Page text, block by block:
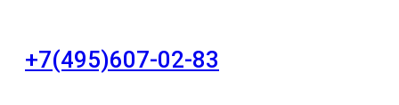
+7(495)607-02-83